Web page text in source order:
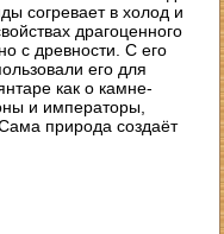
согревает в холод и
драгоценного
с древности. С его
его для
как о камне-
и императоры,
природа создаёт